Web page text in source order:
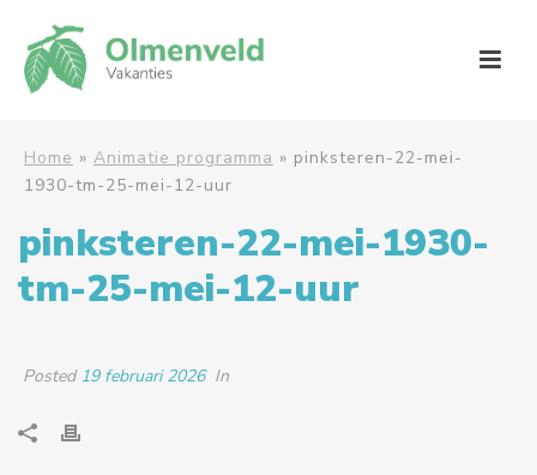
Home » Animatie programma » pinksteren-22-mei-
1930-tm-25-mei-12-uur
pinksteren-22-mei-1930-
tm-25-mei-12-uur
Posted19 februari 2026 In